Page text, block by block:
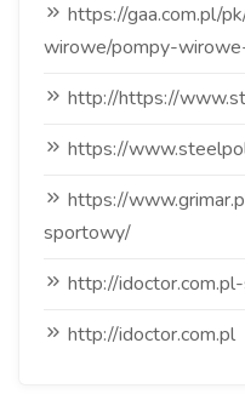
https://gaa.com.pl/
wirowe/pompy-
http://https://
https://
https://
sportowy/
http://
http://idoctor.com.pl